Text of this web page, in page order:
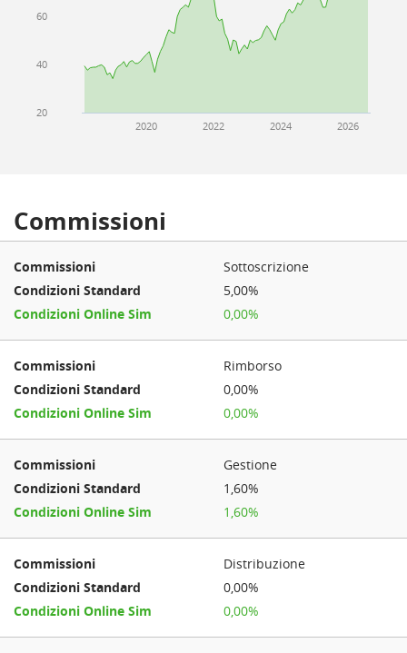
2020 2022 2024 2026
20
40
60
Commissioni
Sottoscrizione
5,00%
0,00%
Rimborso
0,00%
0,00%
Gestione
1,60%
1,60%
Distribuzione
0,00%
0,00%